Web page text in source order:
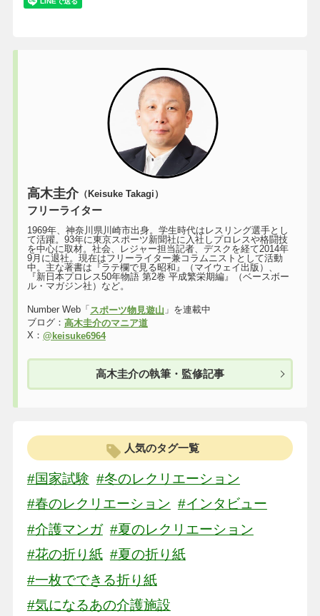
高木圭介（Keisuke Takagi）
フリーライター
1969年、神奈川県川崎市出身。学生時代はレスリング選手とし
て活躍。93年に東京スポーツ新聞社に入社しプロレスや格闘技
を中心に取材。社会、レジャー担当記者、デスクを経て2014年
9月に退社。現在はフリーライター兼コラムニストとして活動
中。主な著書は『ラテ欄で見る昭和』（マイウェイ出版）、
『新日本プロレス50年物語 第2巻 平成繁栄期編』（ベースボー
ル・マガジン社）など。
Number Web「 スポーツ物見遊山 」を連載中
ブログ： 高木圭介のマニア道
X： @keisuke6964
高木圭介の執筆・監修記事
人気のタグ一覧
#国家試験 #冬のレクリエーション
#春のレクリエーション #インタビュー
#介護マンガ #夏のレクリエーション
#花の折り紙 #夏の折り紙
#一枚でできる折り紙
#気になるあの介護施設